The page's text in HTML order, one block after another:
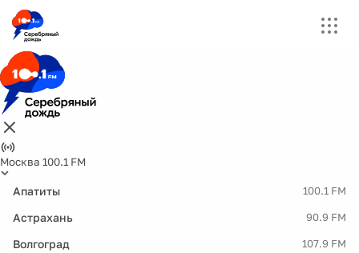
Москва 100.1 FM
Апатиты 100.1 FM
Астрахань 90.9 FM
Волгоград 107.9 FM